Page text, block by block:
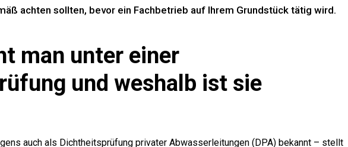
achten sollten, bevor ein Fachbetrieb auf Ihrem Grundstück tätig wird.
man unter einer
und weshalb ist sie
auch als Dichtheitsprüfung privater Abwasserleitungen (DPA) bekannt – stellt